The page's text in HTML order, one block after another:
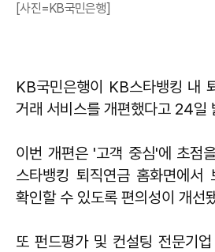
[사진=KB국민은행]
KB국민은행이 KB스타뱅킹 내
거래 서비스를 개편했다고 24일
이번 개편은 '고객 중심'에 초점
스타뱅킹 퇴직연금 홈화면에서
확인할 수 있도록 편의성이 개선
또 펀드평가 및 컨설팅 전문기